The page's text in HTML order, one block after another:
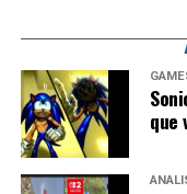
mundo. Splatoon
mas também pode
maior evolução que
que